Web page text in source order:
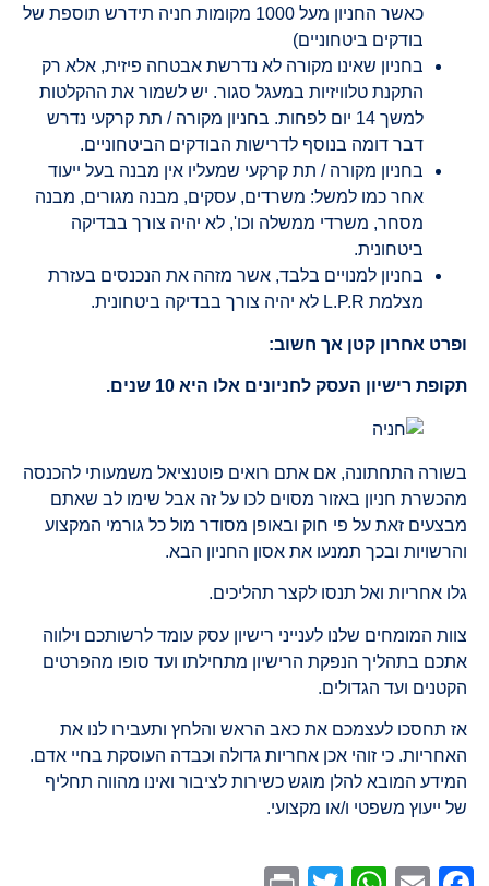
כאשר החניון מעל 1000 מקומות חניה תידרש תוספת של
בודקים ביטחוניים)
בחניון שאינו מקורה לא נדרשת אבטחה פיזית, אלא רק
התקנת טלוויזיות במעגל סגור. יש לשמור את ההקלטות
למשך 14 יום לפחות. בחניון מקורה / תת קרקעי נדרש
דבר דומה בנוסף לדרישות הבודקים הביטחוניים.
בחניון מקורה / תת קרקעי שמעליו אין מבנה בעל ייעוד
אחר כמו למשל: משרדים, עסקים, מבנה מגורים, מבנה
מסחר, משרדי ממשלה וכו', לא יהיה צורך בבדיקה
ביטחונית.
בחניון למנויים בלבד, אשר מזהה את הנכנסים בעזרת
מצלמת L.P.R לא יהיה צורך בבדיקה ביטחונית.
אחרון קטן אך חשוב:
רישיון העסק לחניונים אלו היא 10 שנים.
התחתונה, אם אתם רואים פוטנציאל משמעותי להכנסה
חניון באזור מסוים לכו על זה אבל שימו לב שאתם
זאת על פי חוק ובאופן מסודר מול כל גורמי המקצוע
ובכך תמנעו את אסון החניון הבא.
אחריות ואל תנסו לקצר תהליכים.
המומחים שלנו לענייני רישיון עסק עומד לרשותכם וילווה
בתהליך הנפקת הרישיון מתחילתו ועד סופו מהפרטים
ועד הגדולים.
תחסכו לעצמכם את כאב הראש והלחץ ותעבירו לנו את
כי זוהי אכן אחריות גדולה וכבדה העוסקת בחיי אדם.
המובא להלן מוגש כשירות לציבור ואינו מהווה תחליף
ייעוץ משפטי ו/או מקצועי.